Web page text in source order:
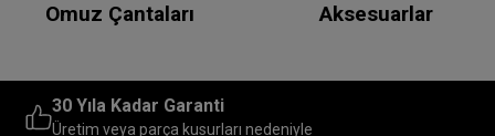
Omuz Çantaları Aksesuarlar
30 Yıla Kadar Garanti
Üretim veya parça kusurları nedeniyle